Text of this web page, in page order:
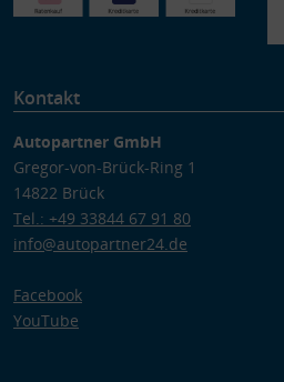
Kontakt
Autopartner GmbH
Gregor-von-Brück-Ring 1
14822 Brück
Tel.: +49 33844 67 91 80
info@autopartner24.de
Facebook
YouTube